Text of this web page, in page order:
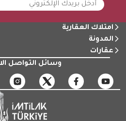
امتلاك العقارية
المدونة
عقارات
وسائل التواصل